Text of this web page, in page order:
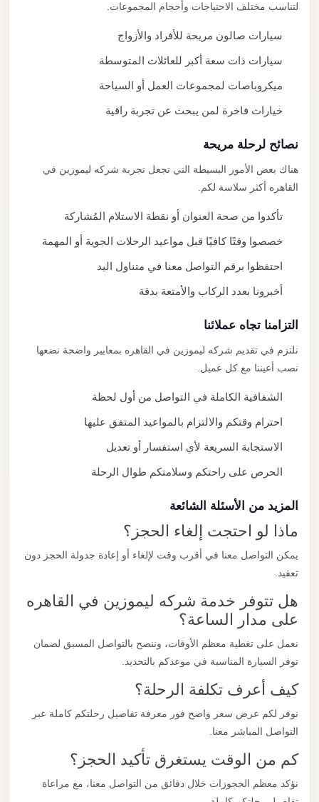
لتناسب مختلف الاحتياجات وأحجام المجموعات.
سيارات صالون مريحة للأفراد والأزواج
سيارات ذات سعة أكبر للعائلات المتوسطة
ميكروباصات لمجموعات العمل أو السياحة
خيارات فاخرة لمن يبحث عن تجربة راقية
نصائح لرحلة مريحة
هناك بعض الأمور البسيطة التي تجعل تجربة شركه ليموزين في
القاهره أكثر سلاسة لكم.
تأكدوا من صحة العنوان أو نقطة الاستلام المُشاركة
خصصوا وقتًا كافيًا قبل مواعيد الرحلات الجوية أو المهمة
احتفظوا برقم التواصل معنا في متناول اليد
أخبرونا بعدد الركاب والأمتعة بدقة
التزامنا تجاه عملائنا
نلتزم في تقديم شركه ليموزين في القاهره بمعايير واضحة نضعها
نصب أعيننا مع كل عميل.
الشفافية الكاملة في التواصل من أول لحظة
احترام وقتكم والالتزام بالمواعيد المتفق عليها
الاستجابة السريعة لأي استفسار أو تعديل
الحرص على راحتكم وسلامتكم طوال الرحلة
المزيد من الأسئلة الشائعة
ماذا لو احتجت إلغاء الحجز؟
يمكن التواصل معنا في أقرب وقت لإلغاء أو إعادة جدولة الحجز دون
تعقيد.
هل تتوفر خدمة شركه ليموزين في القاهره
على مدار الساعة؟
نعمل على تغطية معظم الأوقات، وننصح بالتواصل المسبق لضمان
توفر السيارة المناسبة في موعدكم بالتحديد.
كيف أعرف تكلفة الرحلة؟
نوفر لكم عرض سعر واضح فور معرفة تفاصيل رحلتكم كاملة عبر
التواصل المباشر معنا.
كم من الوقت يستغرق تأكيد الحجز؟
نؤكد معظم الحجوزات خلال دقائق من التواصل معنا، مع مراعاة